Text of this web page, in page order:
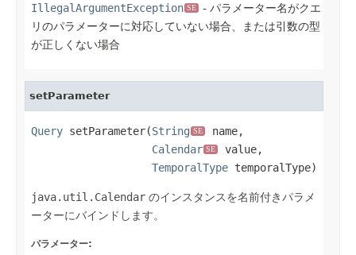
IllegalArgumentException SE
- パラメーター名がクエ
リのパラメーターに対応していない場合、または引数の型
が正しくない場合
setParameter
Query setParameter(String SE
name,
Calendar SE
value,
TemporalType temporalType)
java.util.Calendar のインスタンスを名前付きパラメ
ーターにバインドします。
パラメーター: